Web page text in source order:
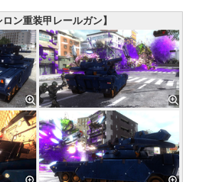
ロン重装甲レールガン】